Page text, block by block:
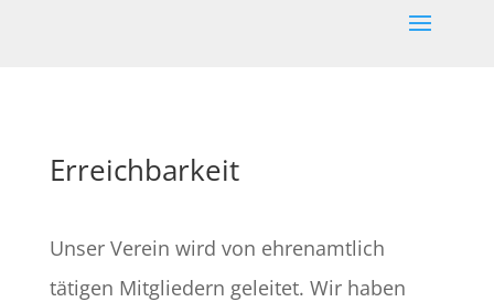
Erreichbarkeit
Unser Verein wird von ehrenamtlich
tätigen Mitgliedern geleitet. Wir haben